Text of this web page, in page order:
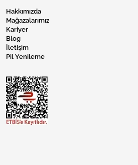
Hakkımızda
Mağazalarımız
Kariyer
Blog
İletişim
Pil Yenileme